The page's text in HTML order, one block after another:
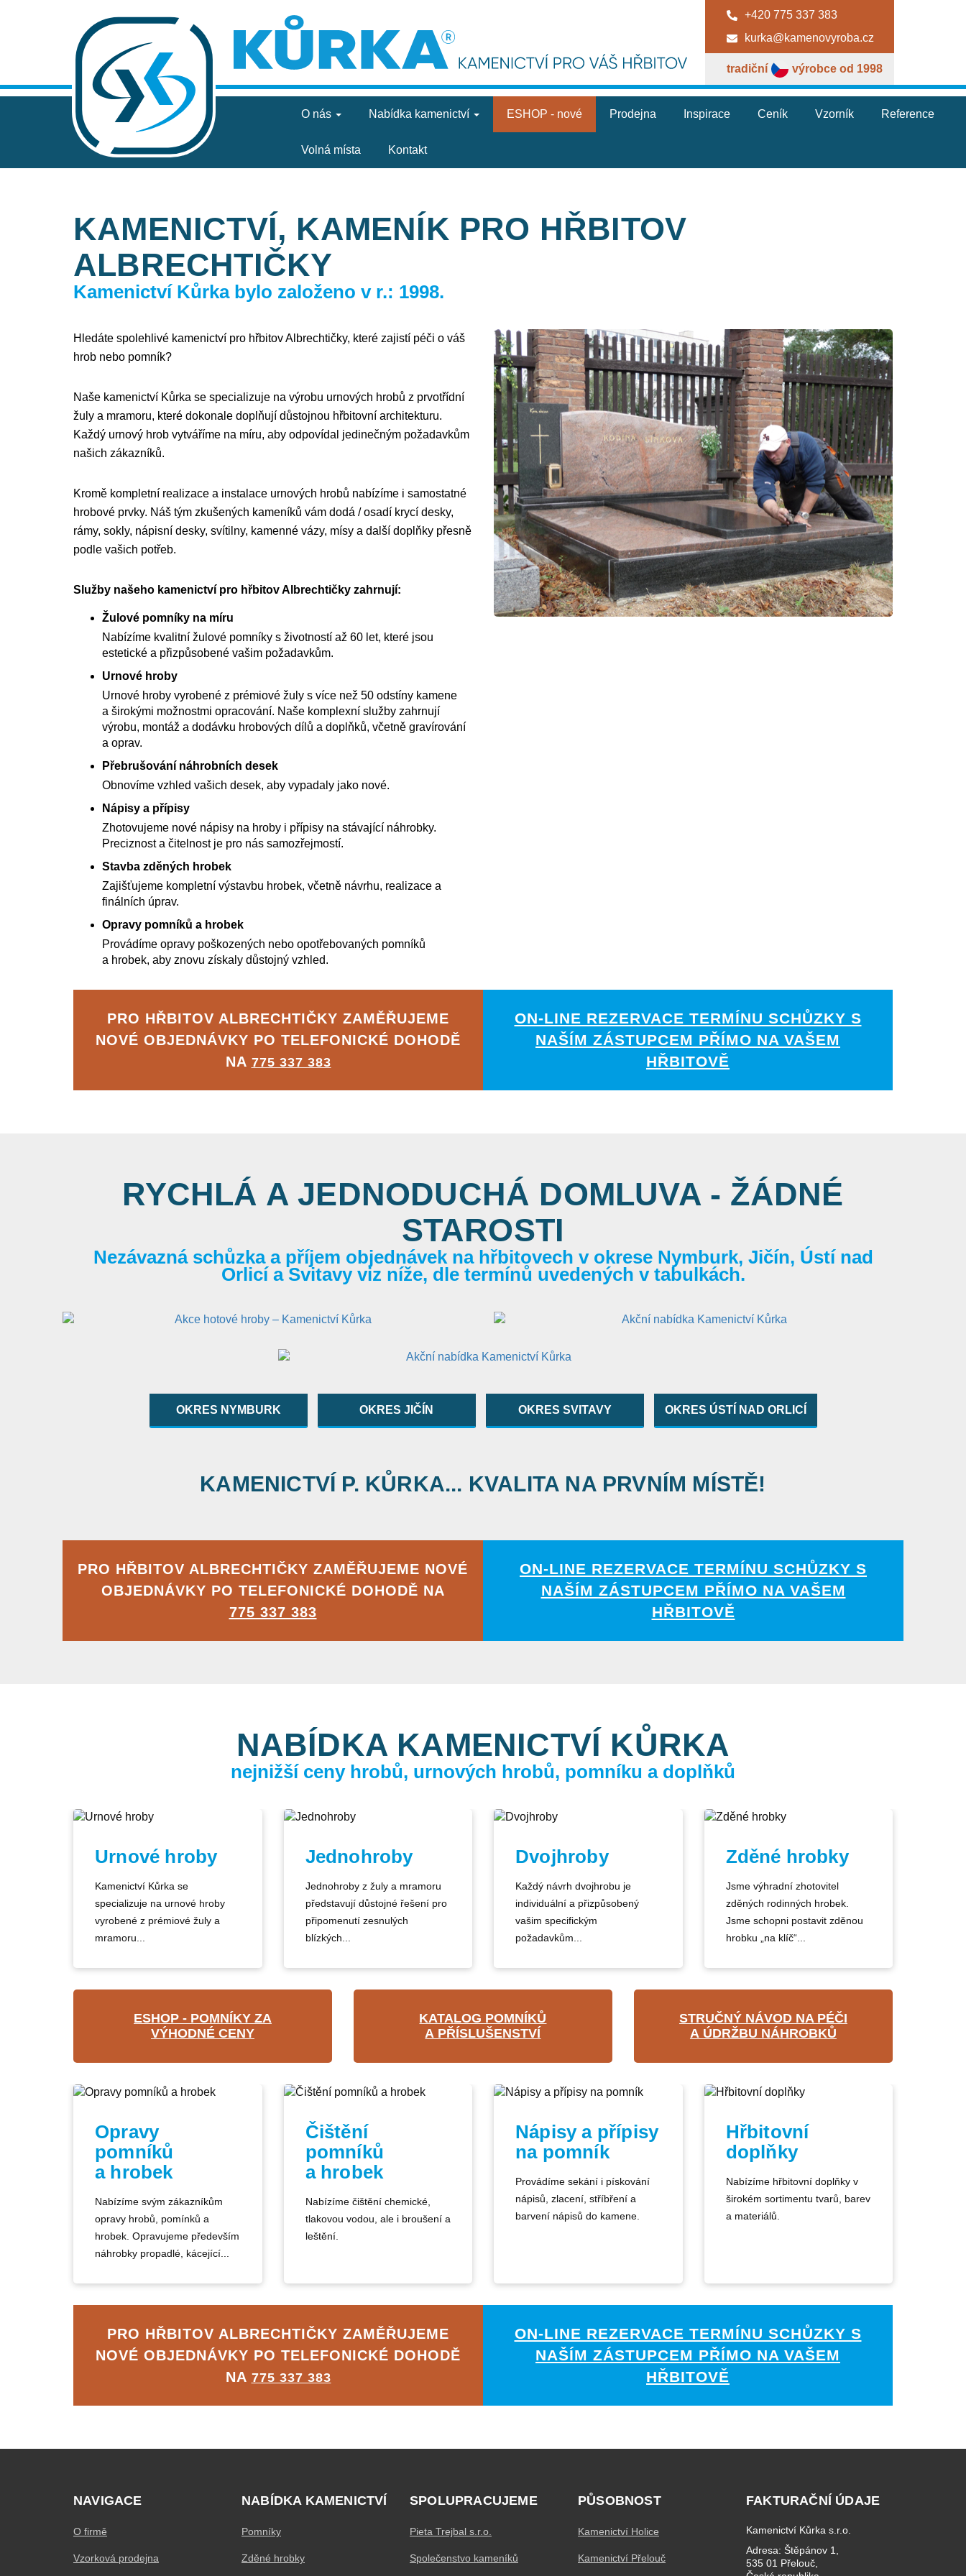
+420 775 337 383
kurka@kamenovyroba.cz
tradiční výrobce od 1998
O nás Nabídka kamenictví ESHOP - nové Prodejna Inspirace Ceník Vzorník Reference
Volná místa Kontakt
KAMENICTVÍ, KAMENÍK PRO HŘBITOV
ALBRECHTIČKY
Kamenictví Kůrka bylo založeno v r.: 1998.
Hledáte spolehlivé kamenictví pro hřbitov Albrechtičky, které zajistí péči o váš
hrob nebo pomník?
Naše kamenictví Kůrka se specializuje na výrobu urnových hrobů z prvotřídní
žuly a mramoru, které dokonale doplňují důstojnou hřbitovní architekturu.
Každý urnový hrob vytváříme na míru, aby odpovídal jedinečným požadavkům
našich zákazníků.
Kromě kompletní realizace a instalace urnových hrobů nabízíme i samostatné
hrobové prvky. Náš tým zkušených kameníků vám dodá / osadí krycí desky,
rámy, sokly, nápisní desky, svítilny, kamenné vázy, mísy a další doplňky přesně
podle vašich potřeb.
Služby našeho kamenictví pro hřbitov Albrechtičky zahrnují:
Žulové pomníky na míru
Nabízíme kvalitní žulové pomníky s životností až 60 let, které jsou
estetické a přizpůsobené vašim požadavkům.
Urnové hroby
Urnové hroby vyrobené z prémiové žuly s více než 50 odstíny kamene
a širokými možnostmi opracování. Naše komplexní služby zahrnují
výrobu, montáž a dodávku hrobových dílů a doplňků, včetně gravírování
a oprav.
Přebrušování náhrobních desek
Obnovíme vzhled vašich desek, aby vypadaly jako nové.
Nápisy a přípisy
Zhotovujeme nové nápisy na hroby i přípisy na stávající náhrobky.
Preciznost a čitelnost je pro nás samozřejmostí.
Stavba zděných hrobek
Zajišťujeme kompletní výstavbu hrobek, včetně návrhu, realizace a
finálních úprav.
Opravy pomníků a hrobek
Provádíme opravy poškozených nebo opotřebovaných pomníků
a hrobek, aby znovu získaly důstojný vzhled.
PRO HŘBITOV ALBRECHTIČKY ZAMĚŘUJEME
NOVÉ OBJEDNÁVKY PO TELEFONICKÉ DOHODĚ
NA 775 337 383
ON-LINE REZERVACE TERMÍNU SCHŮZKY S
NAŠÍM ZÁSTUPCEM PŘÍMO NA VAŠEM
HŘBITOVĚ
RYCHLÁ A JEDNODUCHÁ DOMLUVA - ŽÁDNÉ
STAROSTI
Nezávazná schůzka a příjem objednávek na hřbitovech v okrese Nymburk, Jičín, Ústí nad
Orlicí a Svitavy viz níže, dle termínů uvedených v tabulkách.
OKRES NYMBURK OKRES JIČÍN OKRES SVITAVY OKRES ÚSTÍ NAD ORLICÍ
KAMENICTVÍ P. KŮRKA... KVALITA NA PRVNÍM MÍSTĚ!
PRO HŘBITOV ALBRECHTIČKY ZAMĚŘUJEME NOVÉ
OBJEDNÁVKY PO TELEFONICKÉ DOHODĚ NA
775 337 383
ON-LINE REZERVACE TERMÍNU SCHŮZKY S
NAŠÍM ZÁSTUPCEM PŘÍMO NA VAŠEM
HŘBITOVĚ
NABÍDKA KAMENICTVÍ KŮRKA
nejnižší ceny hrobů, urnových hrobů, pomníku a doplňků
Urnové hroby
Kamenictví Kůrka se
specializuje na urnové hroby
vyrobené z prémiové žuly a
mramoru...
Jednohroby
Jednohroby z žuly a mramoru
představují důstojné řešení pro
připomenutí zesnulých
blízkých...
Dvojhroby
Každý návrh dvojhrobu je
individuální a přizpůsobený
vašim specifickým
požadavkům...
Zděné hrobky
Jsme výhradní zhotovitel
zděných rodinných hrobek.
Jsme schopni postavit zděnou
hrobku „na klíč“...
ESHOP - POMNÍKY ZA
VÝHODNÉ CENY
KATALOG POMNÍKŮ
A PŘÍSLUŠENSTVÍ
STRUČNÝ NÁVOD NA PÉČI
A ÚDRŽBU NÁHROBKŮ
Opravy
pomníků
a hrobek
Nabízíme svým zákazníkům
opravy hrobů, pomínků a
hrobek. Opravujeme především
náhrobky propadlé, kácející...
Čištění
pomníků
a hrobek
Nabízíme čištění chemické,
tlakovou vodou, ale i broušení a
leštění.
Nápisy a přípisy
na pomník
Provádíme sekání i pískování
nápisů, zlacení, stříbření a
barvení nápisů do kamene.
Hřbitovní
doplňky
Nabízíme hřbitovní doplňky v
širokém sortimentu tvarů, barev
a materiálů.
PRO HŘBITOV ALBRECHTIČKY ZAMĚŘUJEME
NOVÉ OBJEDNÁVKY PO TELEFONICKÉ DOHODĚ
NA 775 337 383
ON-LINE REZERVACE TERMÍNU SCHŮZKY S
NAŠÍM ZÁSTUPCEM PŘÍMO NA VAŠEM
HŘBITOVĚ
NAVIGACE
O firmě
Vzorková prodejna
NABÍDKA KAMENICTVÍ
Pomníky
Zděné hrobky
SPOLUPRACUJEME
Pieta Trejbal s.r.o.
Společenstvo kameníků
PŮSOBNOST
Kamenictví Holice
Kamenictví Přelouč
FAKTURAČNÍ ÚDAJE
Kamenictví Kůrka s.r.o.
Adresa: Štěpánov 1,
535 01 Přelouč,